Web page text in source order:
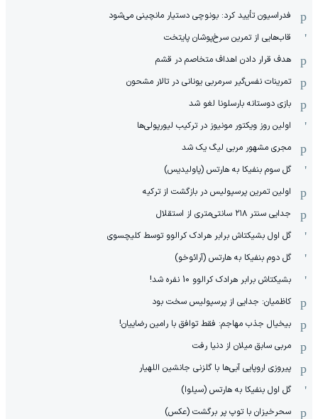
فدراسیون تأیید کرد: بونوچی دستیار مانچینی می‌شود
قاب‌هایی از تمرین سرخ‌پوشان پایتخت
هدف قرار دادن اهداف متخاصم در قشم
‏تمرینات نفس‌گیر سرمربی یونانی در تالار مشحون
بازی دوستانه بارسلونا لغو شد
اولین روز ویکتور مونیوز در ترکیب لیورپولی‌ها
مجری مشهور مربی لیگ یک شد
گل سوم بنفیکا به هارتس (پاولیدیس)
اولین تمرین پرسپولیس در بازگشت از ترکیه
جدایی سنتر ۲۱۸ سانتی‌متری از استقلال
گل اول بشیکتاش برابر هرادک کرالوو توسط کلیچسوی
گل دوم بنفیکا به هارتس (آرائوخو)
بشیکتاش برابر هرادک کرالوو 10 نفره شد!
کاظمیان: جدایی از پرسپولیس سخت بود
بیخیال جذب مهاجم: فقط توافق با رامین رضاییان!
مربی سابق میلان از دنیا رفت
پیروزی اروپایی آبی‌ها با گلزنی جانشین اللهیار
گل اول بنفیکا به هارتس (سیلوا)
سحرخیزان با توپ پر برگشت (عکس)